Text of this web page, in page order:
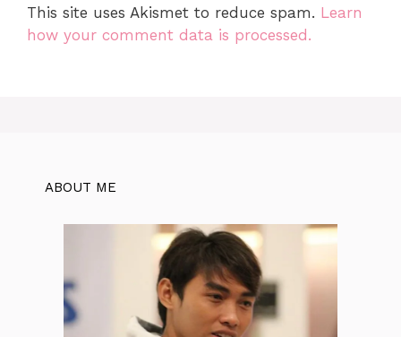
This site uses Akismet to reduce spam. Learn
how your comment data is processed.
ABOUT ME